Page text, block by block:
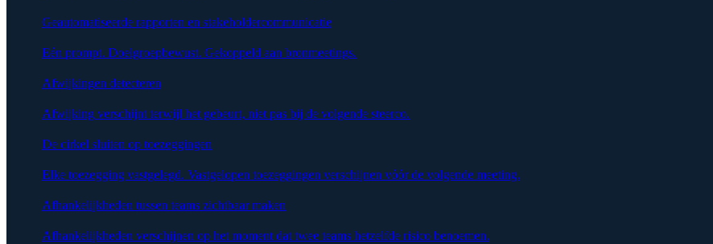
Geautomatiseerde rapporten en stakeholdercommunicatie
Eén prompt. Doelgroepbewust. Gekoppeld aan bronmeetings.
Afwijkingen detecteren
Afwijking verschijnt terwijl het gebeurt, niet pas bij de volgende steerco.
De cirkel sluiten op toezeggingen
Elke toezegging vastgelegd. Vastgelopen toezeggingen verschijnen vóór de volgende meeting.
Afhankelijkheden tussen teams zichtbaar maken
Afhankelijkheden verschijnen op het moment dat twee teams hetzelfde risico benoemen.